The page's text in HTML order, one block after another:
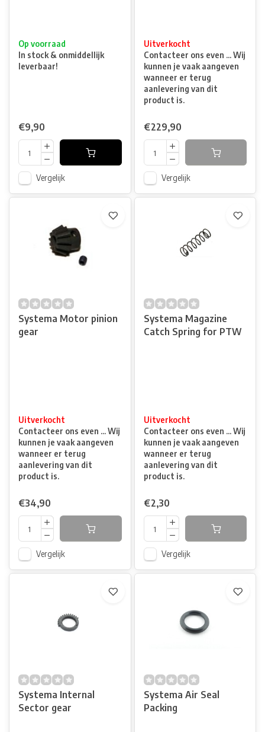
Op voorraad
In stock & onmiddellijk
leverbaar!
€9,90
Vergelijk
Uitverkocht
Contacteer ons even ... Wij
kunnen je vaak aangeven
wanneer er terug
aanlevering van dit
product is.
€229,90
Vergelijk
Systema Motor pinion
gear
Uitverkocht
Contacteer ons even ... Wij
kunnen je vaak aangeven
wanneer er terug
aanlevering van dit
product is.
€34,90
Vergelijk
Systema Magazine
Catch Spring for PTW
Uitverkocht
Contacteer ons even ... Wij
kunnen je vaak aangeven
wanneer er terug
aanlevering van dit
product is.
€2,30
Vergelijk
Systema Internal
Sector gear
Systema Air Seal
Packing